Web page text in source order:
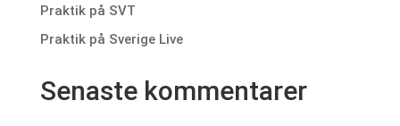
Praktik på SVT
Praktik på Sverige Live
Senaste kommentarer